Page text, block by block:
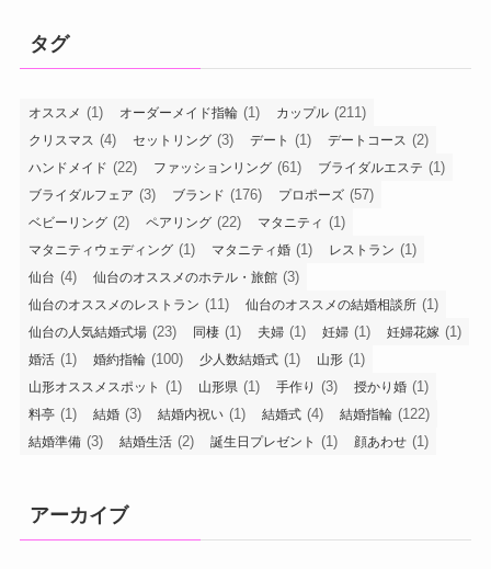
タグ
オススメ (1) オーダーメイド指輪 (1) カップル (211)
クリスマス (4) セットリング (3) デート (1) デートコース (2)
ハンドメイド (22) ファッションリング (61) ブライダルエステ (1)
ブライダルフェア (3) ブランド (176) プロポーズ (57)
ベビーリング (2) ペアリング (22) マタニティ (1)
マタニティウェディング (1) マタニティ婚 (1) レストラン (1)
仙台 (4) 仙台のオススメのホテル・旅館 (3)
仙台のオススメのレストラン (11) 仙台のオススメの結婚相談所 (1)
仙台の人気結婚式場 (23) 同棲 (1) 夫婦 (1) 妊婦 (1) 妊婦花嫁 (1)
婚活 (1) 婚約指輪 (100) 少人数結婚式 (1) 山形 (1)
山形オススメスポット (1) 山形県 (1) 手作り (3) 授かり婚 (1)
料亭 (1) 結婚 (3) 結婚内祝い (1) 結婚式 (4) 結婚指輪 (122)
結婚準備 (3) 結婚生活 (2) 誕生日プレゼント (1) 顔あわせ (1)
アーカイブ